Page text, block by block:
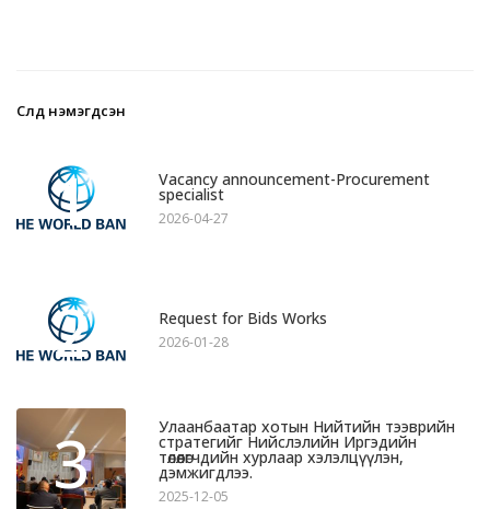
Сүүлд нэмэгдсэн
1 Vacancy announcement-Procurement
specialist
2026-04-27
2 Request for Bids Works
2026-01-28
3 Улаанбаатар хотын Нийтийн тээврийн
стратегийг Нийслэлийн Иргэдийн
төлөөлөгчдийн хурлаар хэлэлцүүлэн,
дэмжигдлээ.
2025-12-05